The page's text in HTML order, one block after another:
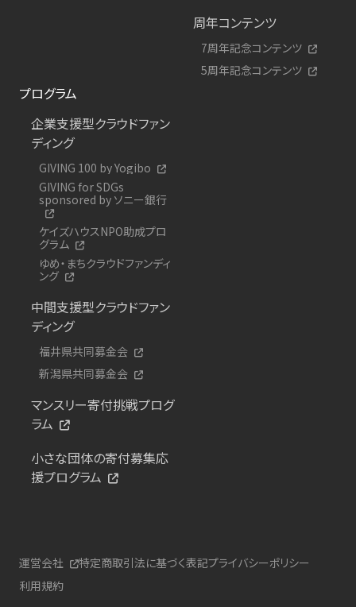
周年コンテンツ
7周年記念コンテンツ
5周年記念コンテンツ
プログラム
企業支援型クラウドファン
ディング
GIVING 100 by Yogibo
GIVING for SDGs
sponsored by ソニー銀行
ケイズハウスNPO助成プロ
グラム
ゆめ・まちクラウドファンディ
ング
中間支援型クラウドファン
ディング
福井県共同募金会
新潟県共同募金会
マンスリー寄付挑戦プログ
ラム
小さな団体の寄付募集応
援プログラム
運営会社 特定商取引法に基づく表記プライバシーポリシー
利用規約